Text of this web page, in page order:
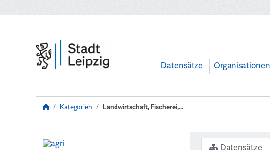
Datensätze Organisationen
Kategorien Landwirtschaft, Fischerei,...
Datensätze